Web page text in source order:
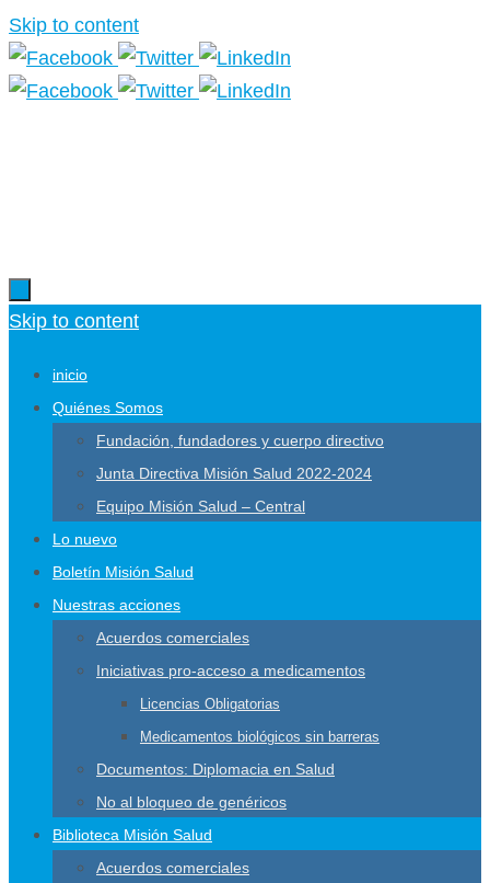
Skip to content
Skip to content
inicio
Quiénes Somos
Fundación, fundadores y cuerpo directivo
Junta Directiva Misión Salud 2022-2024
Equipo Misión Salud – Central
Lo nuevo
Boletín Misión Salud
Nuestras acciones
Acuerdos comerciales
Iniciativas pro-acceso a medicamentos
Licencias Obligatorias
Medicamentos biológicos sin barreras
Documentos: Diplomacia en Salud
No al bloqueo de genéricos
Biblioteca Misión Salud
Acuerdos comerciales
Más información.